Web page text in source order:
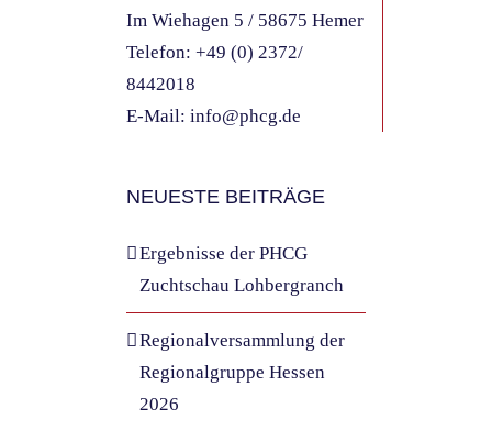
Im Wiehagen 5 / 58675 Hemer
Telefon:+49 (0) 2372/
8442018
E-Mail:info@phcg.de
NEUESTE BEITRÄGE
Ergebnisse der PHCG
Zuchtschau Lohbergranch
Regionalversammlung der
Regionalgruppe Hessen
2026